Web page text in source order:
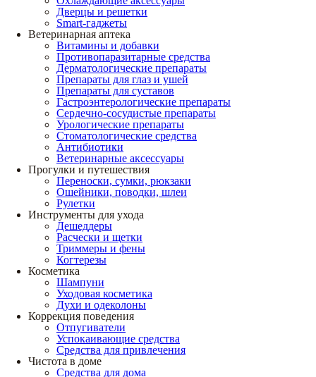
Дверцы и решетки
Smart-гаджеты
Ветеринарная аптека
Витамины и добавки
Противопаразитарные средства
Дерматологические препараты
Препараты для глаз и ушей
Препараты для суставов
Гастроэнтерологические препараты
Сердечно-сосудистые препараты
Урологические препараты
Стоматологические средства
Антибиотики
Ветеринарные аксессуары
Прогулки и путешествия
Переноски, сумки, рюкзаки
Ошейники, поводки, шлеи
Рулетки
Инструменты для ухода
Дешеддеры
Расчески и щетки
Триммеры и фены
Когтерезы
Косметика
Шампуни
Уходовая косметика
Духи и одеколоны
Коррекция поведения
Отпугиватели
Успокаивающие средства
Средства для привлечения
Чистота в доме
Средства для дома